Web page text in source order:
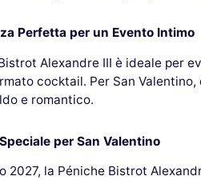
Perfetta per un Evento Intimo
Alexandre III è ideale per
cocktail. Per San
e romantico.
per San Valentino
2027, la Péniche Bistrot